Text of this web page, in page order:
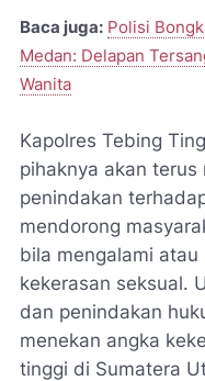
Baca juga: Polisi
Medan: Delapan
Wanita
Kapolres Tebing
pihaknya akan
penindakan
mendorong
bila mengalami
kekerasan seksual.
dan penindakan
menekan angka
tinggi di Sumatera